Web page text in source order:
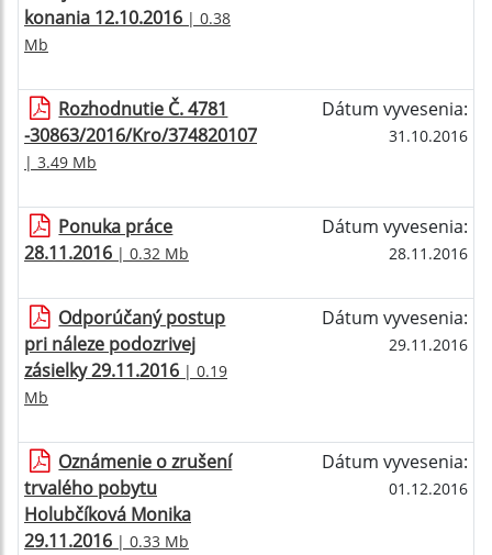
konania 12.10.2016 | 0.38
Mb
Rozhodnutie Č. 4781
-30863/2016/Kro/374820107
| 3.49 Mb
Dátum vyvesenia:
31.10.2016
Ponuka práce
28.11.2016 | 0.32 Mb
Dátum vyvesenia:
28.11.2016
Odporúčaný postup
pri náleze podozrivej
zásielky 29.11.2016 | 0.19
Mb
Dátum vyvesenia:
29.11.2016
Oznámenie o zrušení
trvalého pobytu
Holubčíková Monika
29.11.2016 | 0.33 Mb
Dátum vyvesenia:
01.12.2016